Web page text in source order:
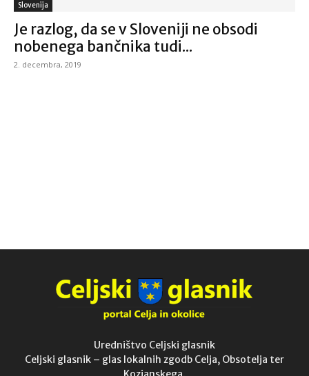
Slovenija
Je razlog, da se v Sloveniji ne obsodi
nobenega bančnika tudi...
2. decembra, 2019
Uredništvo Celjski glasnik
Celjski glasnik – glas lokalnih zgodb Celja, Obsotelja ter